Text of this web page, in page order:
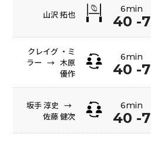
山沢 拓也 6min
40 -7
クレイグ ・ミ
ラー → 木原
優作
6min
40 -7
坂手 淳史 →
佐藤 健次
6min
40 -7